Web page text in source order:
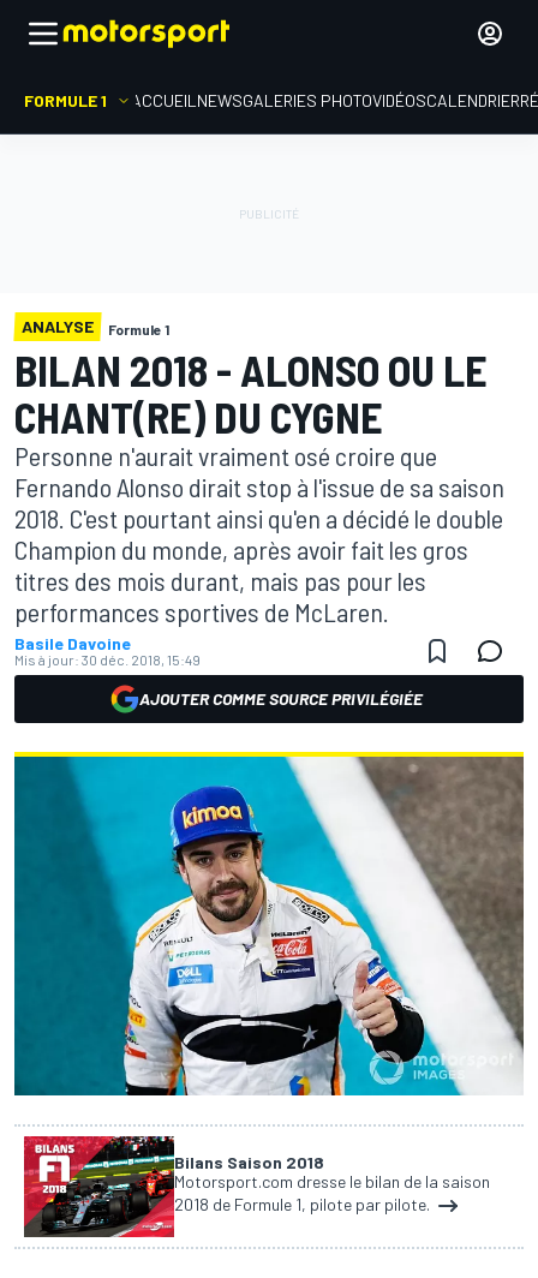
FORMULE 1 ACCUEIL NEWSGALERIES PHOTOVIDÉOSCALENDRIER
ANALYSE Formule 1
BILAN 2018 - ALONSO OU LE
CHANT(RE) DU CYGNE
Personne n'aurait vraiment osé croire que
Fernando Alonso dirait stop à l'issue de sa saison
2018. C'est pourtant ainsi qu'en a décidé le double
Champion du monde, après avoir fait les gros
titres des mois durant, mais pas pour les
performances sportives de McLaren.
Basile Davoine
Mis à jour: 30 déc. 2018, 15:49
AJOUTER COMME SOURCE PRIVILÉGIÉE
Bilans Saison 2018
Motorsport.com dresse le bilan de la saison
2018 de Formule 1, pilote par pilote.